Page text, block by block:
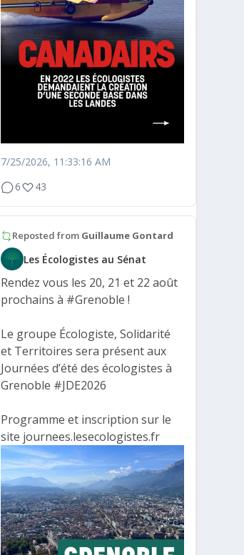
7/25/2026, 11:33:16 AM
6
43
Reposted from Guillaume Gontard
Les Écologistes au Sénat
Rendez vous les 20, 21 et 22 août
prochains à #Grenoble !
Le groupe Écologiste, Solidarité
et Territoires sera présent aux
Journées d’été des écologistes à
Grenoble #JDE2026
Programme et inscription sur le
site journees.lesecologistes.fr